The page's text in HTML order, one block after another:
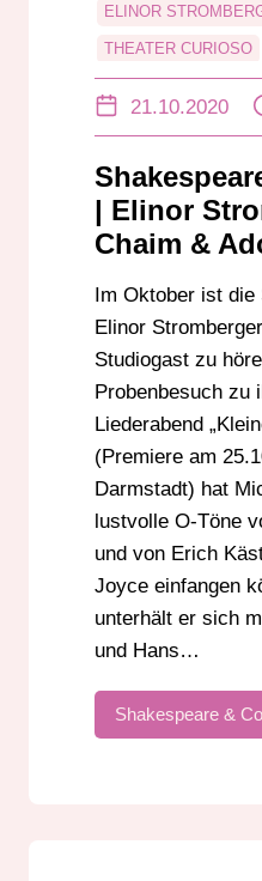
ELINOR
THEATER CURIOSO
ULRICH SOMMER
21.10.2020
| Elinor
Chaim &
Im Oktober ist
Elinor
Studiogast zu
Probenbesuch zu
Liederabend
(Premiere am
Darmstadt) hat
lustvolle O-Töne
und von Erich
Joyce einfangen
unterhält er sich
und Hans…
Shakespeare &